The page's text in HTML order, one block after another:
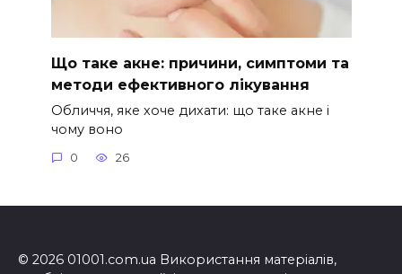
Що таке акне: причини, симптоми та
методи ефективного лікування
Обличчя, яке хоче дихати: що таке акне і
чому воно
0 26
© 2026 01001.com.ua Використання матеріалів,